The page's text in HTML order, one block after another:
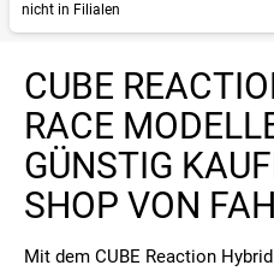
nicht in Filialen
CUBE
RACE
GÜNSTIG
SHOP VON
Mit dem CUBE Reaction